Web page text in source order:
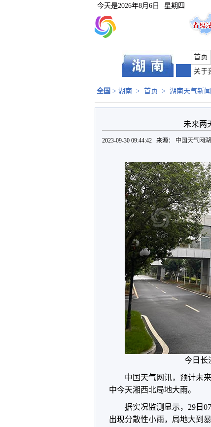
今天是2026年8月6日 星期四
首页
关于
长沙
全国 > 湖南 > 首页 > 湖南天气新闻
未来两
2023-09-30 09:44:42 来源： 中国天气网
今日长
中国天气网讯，预计未
中今天湘西北局地大雨。
据实况监测显示，29日
出现分散性小雨，局地大到